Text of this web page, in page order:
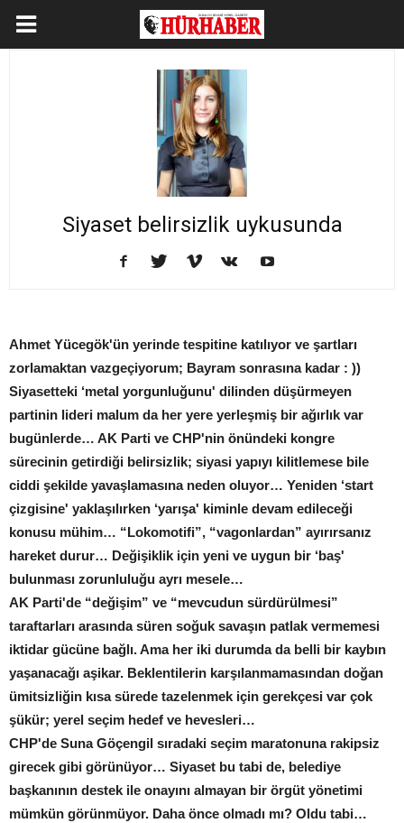
Siyaset belirsizlik uykusunda
Ahmet Yücegök'ün yerinde tespitine katılıyor ve şartları
zorlamaktan vazgeçiyorum; Bayram sonrasına kadar : ))
Siyasetteki ‘metal yorgunluğunu' dilinden düşürmeyen
partinin lideri malum da her yere yerleşmiş bir ağırlık var
bugünlerde… AK Parti ve CHP'nin önündeki kongre
sürecinin getirdiği belirsizlik; siyasi yapıyı kilitlemese bile
ciddi şekilde yavaşlamasına neden oluyor… Yeniden ‘start
çizgisine' yaklaşılırken ‘yarışa' kiminle devam edileceği
konusu mühim… “Lokomotifi”, “vagonlardan” ayırırsanız
hareket durur… Değişiklik için yeni ve uygun bir ‘baş'
bulunması zorunluluğu ayrı mesele…
AK Parti'de “değişim” ve “mevcudun sürdürülmesi”
taraftarları arasında süren soğuk savaşın patlak vermemesi
iktidar gücüne bağlı. Ama her iki durumda da belli bir kaybın
yaşanacağı aşikar. Beklentilerin karşılanmamasından doğan
ümitsizliğin kısa sürede tazelenmek için gerekçesi var çok
şükür; yerel seçim hedef ve hevesleri…
CHP'de Suna Göçengil sıradaki seçim maratonuna rakipsiz
girecek gibi görünüyor… Siyaset bu tabi de, belediye
başkanının destek ile onayını almayan bir örgüt yönetimi
mümkün görünmüyor. Daha önce olmadı mı? Oldu tabi…